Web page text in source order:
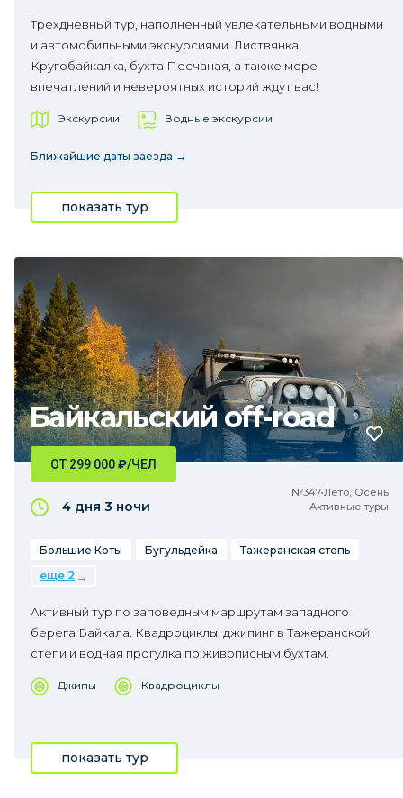
Трехдневный тур, наполненный увлекательными водными
и автомобильными экскурсиями. Листвянка,
Кругобайкалка, бухта Песчаная, а также море
впечатлений и невероятных историй ждут вас!
Экскурсии Водные экскурсии
Ближайшие даты заезда →
показать тур
Байкальский off-road
№347•Лето, Осень
Активные туры
ОТ 299 000₽/ЧЕЛ
4 дня 3 ночи
Большие Коты Бугульдейка
Тажеранская степь
еще 2
Активный тур по заповедным маршрутам западного
берега Байкала. Квадроциклы, джипинг в Тажеранской
степи и водная прогулка по живописным бухтам.
Джипы Квадроциклы
показать тур